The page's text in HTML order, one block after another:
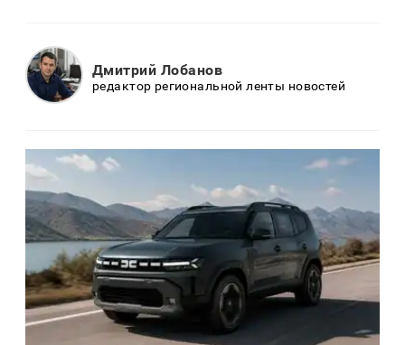
Дмитрий Лобанов
редактор региональной ленты новостей